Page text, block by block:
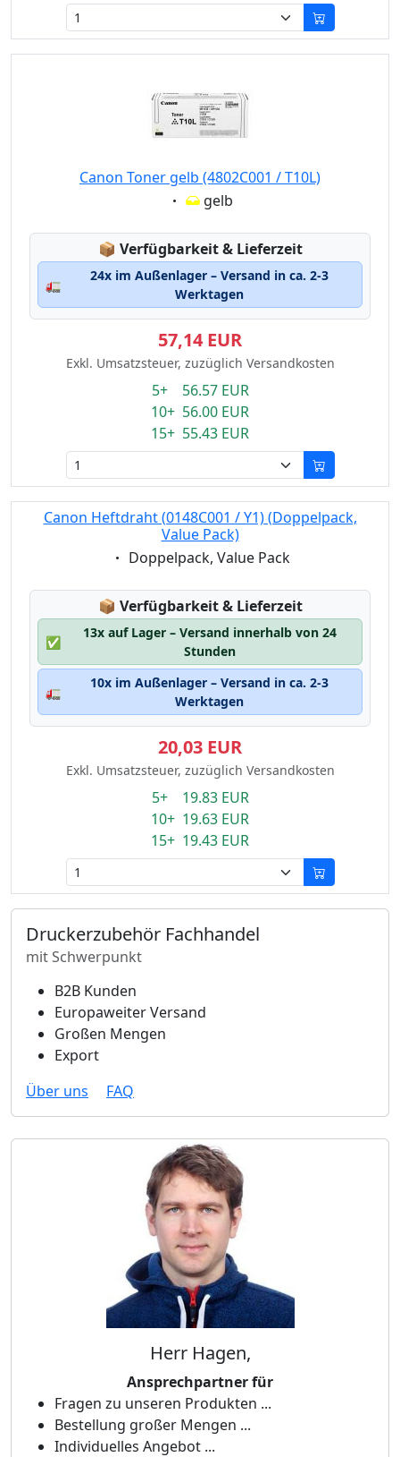
Canon Toner gelb (4802C001 / T10L)
Eigenschaft:
gelb
📦 Lagerstatus:
Verfügbarkeit & Lieferzeit
🚛
24x im Außenlager – Versand in ca. 2-3
Werktagen
57,14 EUR
Exkl. Umsatzsteuer, zuzüglich Versandkosten
5+ 56.57 EUR
10+ 56.00 EUR
15+ 55.43 EUR
Canon Heftdraht (0148C001 / Y1) (Doppelpack,
Value Pack)
Eigenschaft:
Doppelpack, Value Pack
📦 Lagerstatus:
Verfügbarkeit & Lieferzeit
✅
13x auf Lager – Versand innerhalb von 24
Stunden
🚛
10x im Außenlager – Versand in ca. 2-3
Werktagen
20,03 EUR
Exkl. Umsatzsteuer, zuzüglich Versandkosten
5+ 19.83 EUR
10+ 19.63 EUR
15+ 19.43 EUR
Druckerzubehör Fachhandel
mit Schwerpunkt
B2B Kunden
Europaweiter Versand
Großen Mengen
Export
Über uns
FAQ
Herr Hagen,
Ansprechpartner für
Fragen zu unseren Produkten ...
Bestellung großer Mengen ...
Individuelles Angebot ...